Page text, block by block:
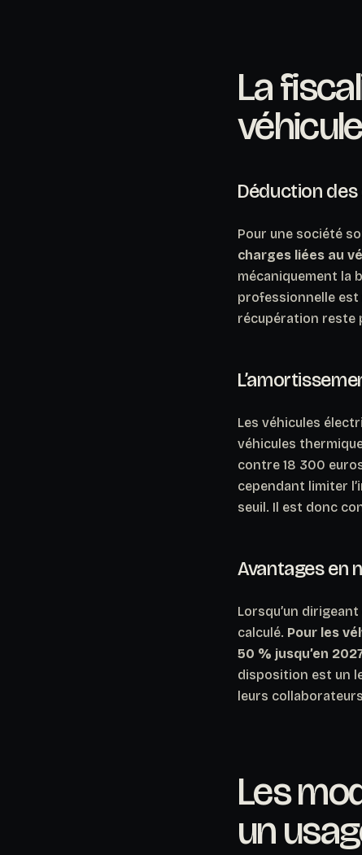
La
Déduction des
Pour une société
charges liées au
mécaniquement la
professionnelle est
récupération reste
Les véhicules
véhicules
contre 18 300
cependant limiter
seuil. Il est donc
Avantages en
Lorsqu’un
calculé. Pour les
50 % jusqu’en
disposition est un
leurs
Les
un